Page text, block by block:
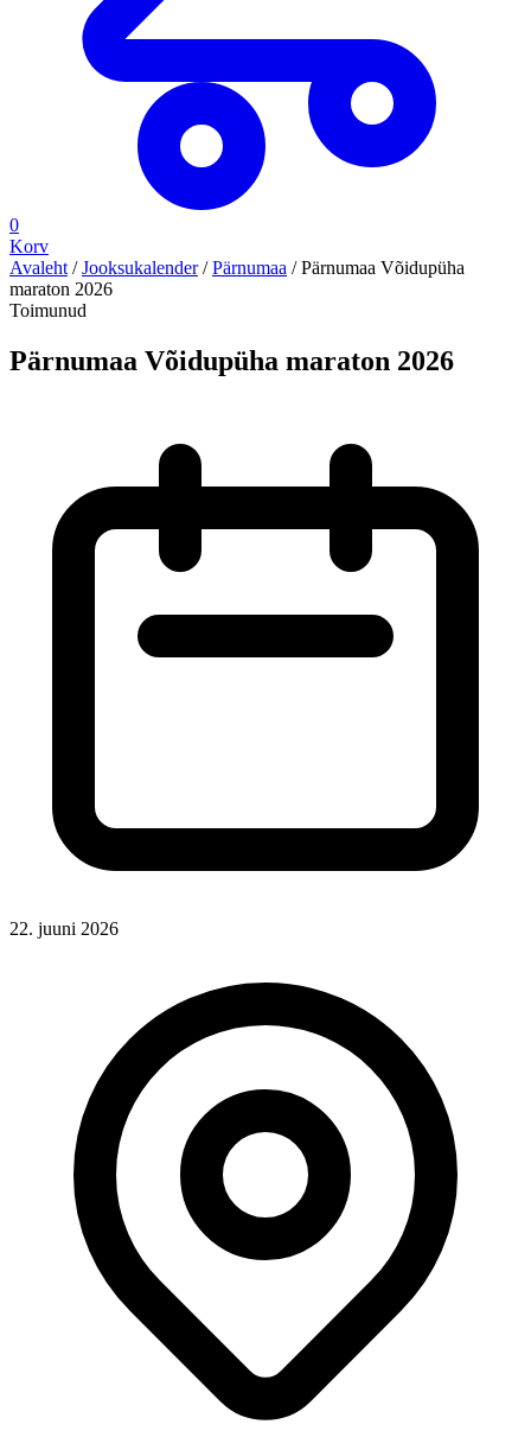
0
Korv
Avaleht / Jooksukalender / Pärnumaa / Pärnumaa Võidupüha
maraton 2026
Toimunud
Pärnumaa Võidupüha maraton 2026
22. juuni 2026